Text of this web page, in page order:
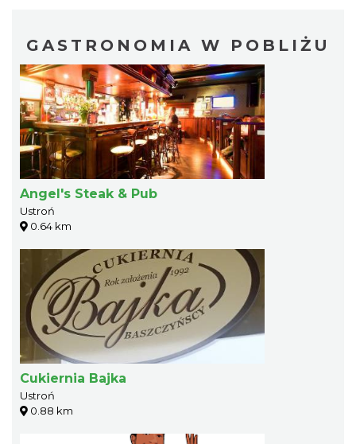
GASTRONOMIA W POBLIŻU
Angel's Steak & Pub
Ustroń
0.64 km
Cukiernia Bajka
Ustroń
0.88 km